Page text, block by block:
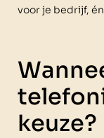
voor je bedrijf,
keuze?